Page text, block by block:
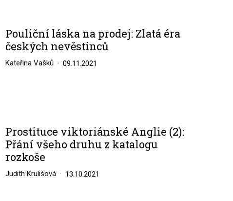
Pouliční láska na prodej: Zlatá éra
českých nevěstinců
Kateřina Vašků 09.11.2021
Prostituce viktoriánské Anglie (2):
Přání všeho druhu z katalogu
rozkoše
Judith Krulišová 13.10.2021